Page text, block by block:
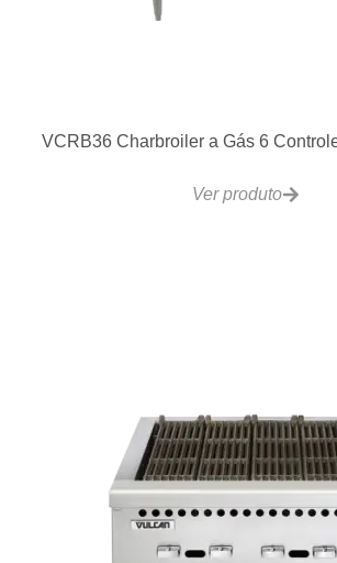
VCRB36 Charbroiler a Gás 6
Ver produto